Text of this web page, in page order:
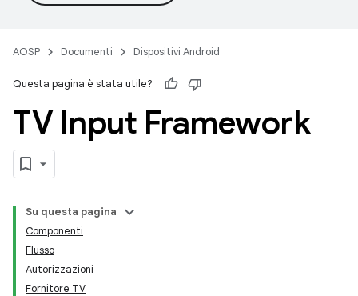
AOSP Documenti Dispositivi Android
Questa pagina è stata utile?
TV Input Framework
Su questa pagina
Componenti
Flusso
Autorizzazioni
Fornitore TV